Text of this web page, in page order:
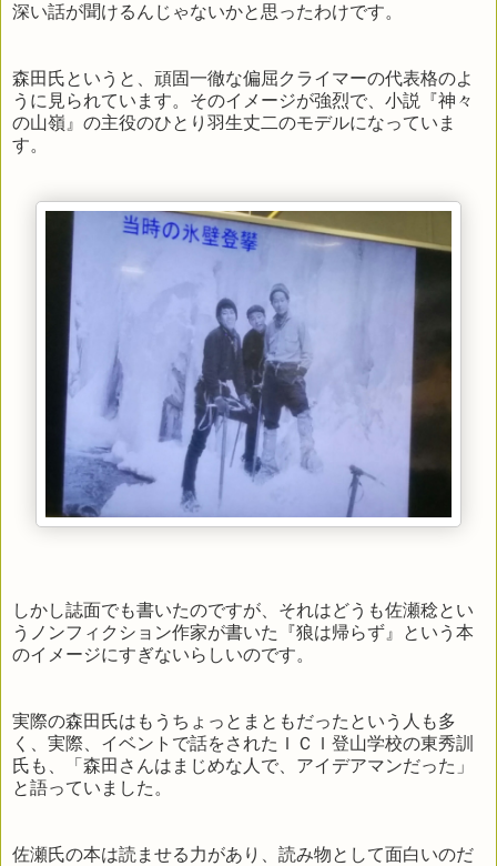
深い話が聞けるんじゃないかと思ったわけです。
森田氏というと、頑固一徹な偏屈クライマーの代表格のよ
うに見られています。そのイメージが強烈で、小説『神々
の山嶺』の主役のひとり羽生丈二のモデルになっていま
す。
しかし誌面でも書いたのですが、それはどうも佐瀬稔とい
うノンフィクション作家が書いた『狼は帰らず』という本
のイメージにすぎないらしいのです。
実際の森田氏はもうちょっとまともだったという人も多
く、実際、イベントで話をされたＩＣＩ登山学校の東秀訓
氏も、「森田さんはまじめな人で、アイデアマンだった」
と語っていました。
佐瀬氏の本は読ませる力があり、読み物として面白いのだ